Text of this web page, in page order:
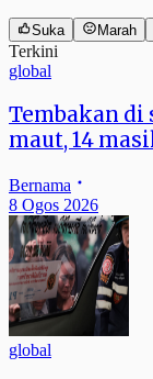
Suka Marah
Terkini
global
Tembakan di
maut, 14
Bernama
8 Ogos 2026
global